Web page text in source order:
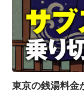
東京の銭湯料金